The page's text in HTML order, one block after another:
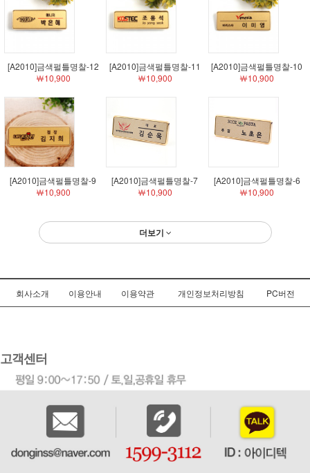
[A2010]금색펄틀명찰-12
￦10,900
[A2010]금색펄틀명찰-11
￦10,900
[A2010]금색펄틀명찰-10
￦10,900
[A2010]금색펄틀명찰-9
￦10,900
[A2010]금색펄틀명찰-7
￦10,900
[A2010]금색펄틀명찰-6
￦10,900
더보기
회사소개 이용안내 이용약관 개인정보처리방침 PC버전
고객센터